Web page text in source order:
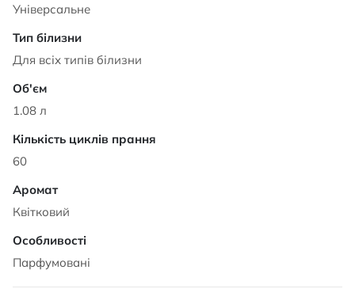
Універсальне
Для всіх типів білизни
1.08 л
60
Квітковий
Парфумовані